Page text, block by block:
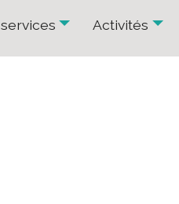
Activités